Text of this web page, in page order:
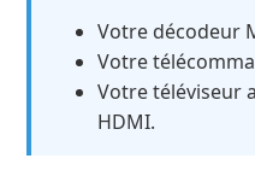
Votre décodeur
Votre
Votre téléviseur
HDMI.